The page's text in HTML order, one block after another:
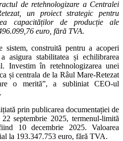
de retehnologizare a Centralei
un proiect strategic pentru
capacităților de producție ale
euro, fără TVA.
sistem, construită pentru a acoperi
asigura stabilitatea și echilibrarea
Investim în retehnologizarea unei
și centrala de la Râul Mare-Retezat
o merită”, a subliniat CEO-ul
prin publicarea documentației de
septembrie 2025, termenul-limită
10 decembrie 2025. Valoarea
la 193.347.753 euro, fără TVA.